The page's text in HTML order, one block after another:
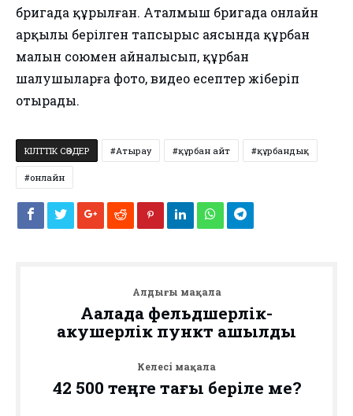
бригада құрылған. Аталмыш бригада онлайн
арқылы берілген тапсырыс аясында құрбан
малын союмен айналысып, құрбан
шалушыларға фото, видео есептер жіберіп
отырады.
КІЛТТІК СӨЗДЕР Атырау құрбан айт құрбандық
онлайн
Алдыңғы мақала
Аққалада фельдшерлік-
акушерлік пункт ашылды
Келесі мақала
42 500 теңге тағы беріле ме?